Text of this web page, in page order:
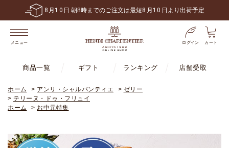
税込6,480円以上で送料無料！※一部地域・商品は除く
メニュー ログイン カート
商品一覧 ギフト ランキング 店舗受取
ホーム > アンリ・シャルパンティエ > ゼリー
> テリーヌ・ドゥ・フリュイ
ホーム
> お中元特集